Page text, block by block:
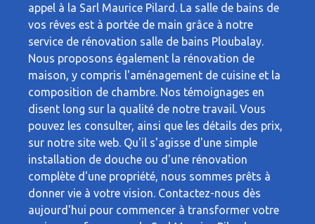
appel à la Sarl Maurice Pilard. La salle de bains de
vos rêves est à portée de main grâce à notre
service de rénovation salle de bains Ploubalay.
Nous proposons également la rénovation de
maison, y compris l'aménagement de cuisine et la
composition de chambre. Nos témoignages en
disent long sur la qualité de notre travail. Vous
pouvez les consulter, ainsi que les détails des prix,
sur notre site web. Qu'il s'agisse d'une simple
installation de douche ou d'une rénovation
complète d'une propriété, nous sommes prêts à
donner vie à votre vision. Contactez-nous dès
aujourd'hui pour commencer à transformer votre